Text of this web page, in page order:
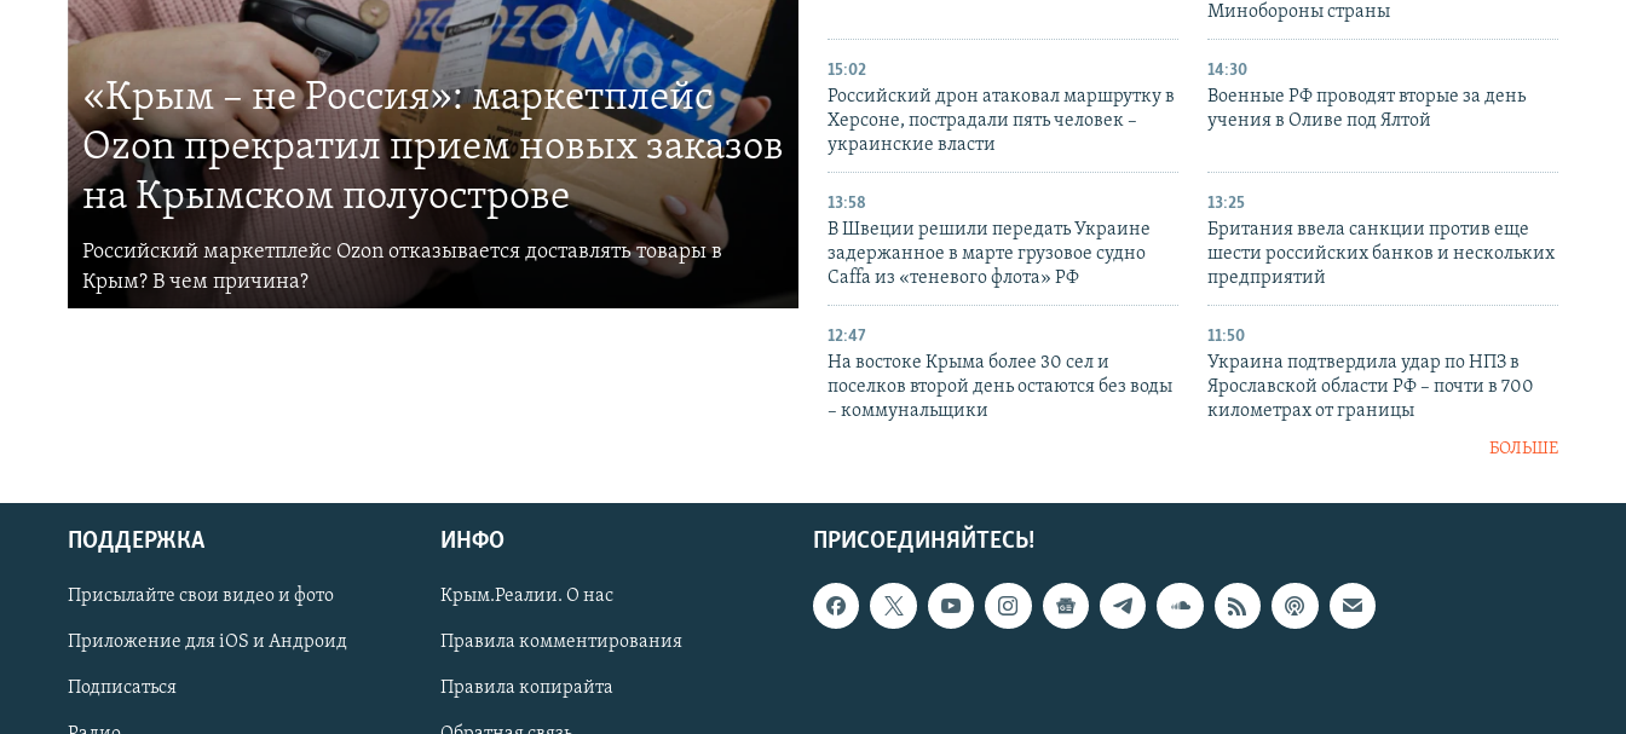
Українською
Qırımtatar
ПРИСОЕДИНЯЙТЕСЬ!
«Крым – не Россия»: маркетплейс
Ozon прекратил прием новых заказов
на Крымском полуострове
Российский маркетплейс Ozon отказывается доставлять товары в
Крым? В чем причина?
Минобороны страны
15:02
Российский дрон атаковал маршрутку в
Херсоне, пострадали пять человек –
украинские власти
14:30
Военные РФ проводят вторые за день
учения в Оливе под Ялтой
13:58
В Швеции решили передать Украине
задержанное в марте грузовое судно
Caffa из «теневого флота» РФ
13:25
Британия ввела санкции против еще
шести российских банков и нескольких
предприятий
12:47
На востоке Крыма более 30 сел и
поселков второй день остаются без воды
– коммунальщики
11:50
Украина подтвердила удар по НПЗ в
Ярославской области РФ – почти в 700
километрах от границы
БОЛЬШЕ
ПРИСОЕДИНЯЙТЕСЬ!
ПОДДЕРЖКА
Присылайте свои видео и фото
Приложение для iOS и Андроид
Подписаться
ИНФО
Крым.Реалии. О нас
Правила комментирования
Правила копирайта